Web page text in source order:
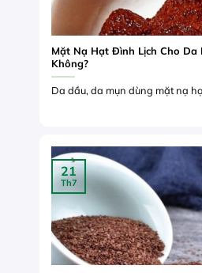
Mặt Nạ Hạt Đình Lịch Cho Da
Không?
Da dầu, da mụn dùng mặt nạ
21
Th7